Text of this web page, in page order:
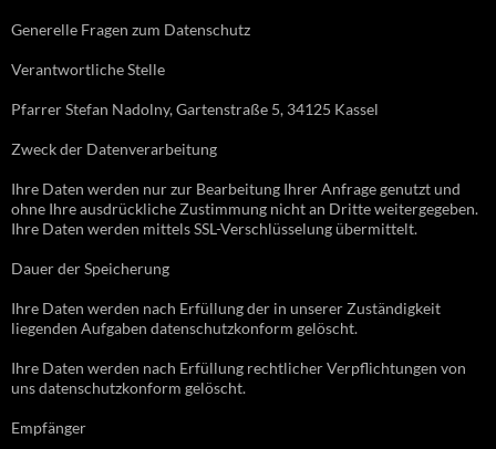
Generelle Fragen zum Datenschutz
Verantwortliche Stelle
Pfarrer Stefan Nadolny, Gartenstraße 5, 34125 Kassel
Zweck der Datenverarbeitung
Ihre Daten werden nur zur Bearbeitung Ihrer Anfrage genutzt und
ohne Ihre ausdrückliche Zustimmung nicht an Dritte weitergegeben.
Ihre Daten werden mittels SSL-Verschlüsselung übermittelt.
Dauer der Speicherung
Ihre Daten werden nach Erfüllung der in unserer Zuständigkeit
liegenden Aufgaben datenschutzkonform gelöscht.
Ihre Daten werden nach Erfüllung rechtlicher Verpflichtungen von
uns datenschutzkonform gelöscht.
Empfänger